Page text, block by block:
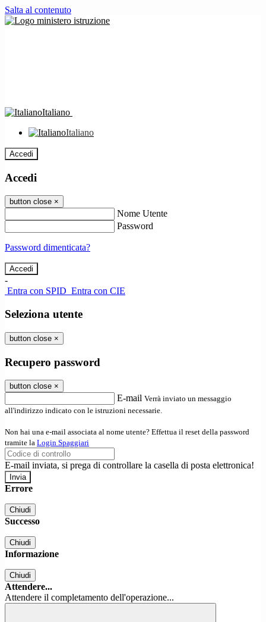
Salta al contenuto
Italiano
Italiano
Accedi
Accedi
button close ×
Nome Utente
Password
Password dimenticata?
-
Entra con SPID Entra con CIE
Seleziona utente
button close ×
Recupero password
button close ×
E-mail Verrà inviato un messaggio
all'indirizzo indicato con le istruzioni necessarie.
Non hai una e-mail associata al nome utente? Effettua il reset della password
tramite la Login Spaggiari
E-mail inviata, si prega di controllare la casella di posta elettronica!
Errore
Chiudi
Successo
Chiudi
Informazione
Chiudi
Attendere...
Attendere il completamento dell'operazione...